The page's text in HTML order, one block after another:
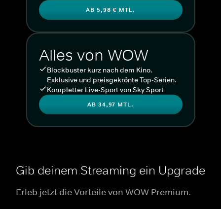
AB 5,98 € MTL.
Alles von WOW
Blockbuster kurz nach dem Kino.
Exklusive und preisgekrönte Top-Serien.
Kompletter Live-Sport von Sky Sport
AB 34,97 MTL.
Gib deinem Streaming ein Upgrade
Erleb jetzt die Vorteile von WOW Premium.